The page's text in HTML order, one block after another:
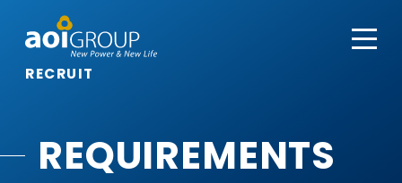
RECRUIT
REQUIREMENTS